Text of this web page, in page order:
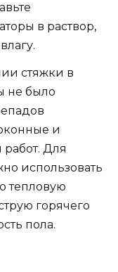
в раствор,
стяжки в
не было
и
Для
использовать
тепловую
горячего
пола.